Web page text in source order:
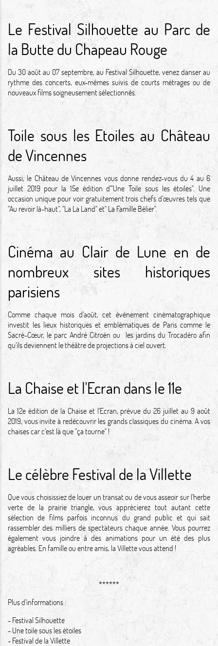
Le Festival Silhouette au Parc de
la Butte du Chapeau Rouge
Du 30 août au 07 septembre, au Festival Silhouette, venez danser au
rythme des concerts, eux-mêmes suivis de courts métrages ou de
nouveaux films soigneusement sélectionnés.
Toile sous les Etoiles au Château
de Vincennes
Aussi, le Château de Vincennes vous donne rendez-vous du 4 au 6
juillet 2019 pour la 15e édition d’"Une Toile sous les étoiles". Une
occasion unique pour voir gratuitement trois chefs d’œuvres tels que
"Au revoir là-haut", "La La Land" et" La Famille Bélier".
Cinéma au Clair de Lune en de
nombreux sites historiques
parisiens
Comme chaque mois d’août, cet événement cinématographique
investit les lieux historiques et emblématiques de Paris comme le
Sacré-Cœur, le parc André Citroën ou les jardins du Trocadéro afin
qu’ils deviennent le théâtre de projections à ciel ouvert.
La Chaise et l'Ecran dans le 11e
La 12e édition de la Chaise et l'Ecran, prévue du 26 juillet au 9 août
2019, vous invite à redécouvrir les grands classiques du cinéma. A vos
chaises car c'est là que "ça tourne" !
Le célèbre Festival de la Villette
Que vous choisissiez de louer un transat ou de vous asseoir sur l’herbe
verte de la prairie triangle, vous apprécierez tout autant cette
sélection de films parfois inconnus du grand public et qui sait
rassembler des milliers de spectateurs chaque année. Vous pourrez
également vous joindre à des animations pour un été des plus
agréables. En famille ou entre amis, la Villette vous attend !
******
Plus d'informations :
-Festival Silhouette
-Une toile sous les étoiles
-Festival de la Villette